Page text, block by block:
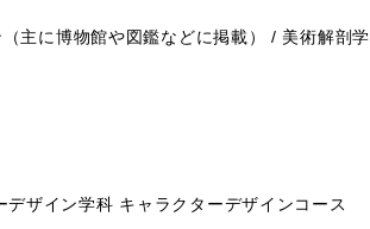
主に博物館や図鑑などに掲載） / 美術解剖学
デザイン学科 キャラクターデザインコース